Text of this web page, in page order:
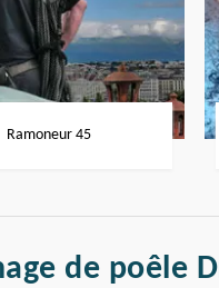
Ramoneur 45
de poêle